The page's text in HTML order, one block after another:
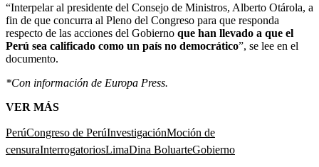
“Interpelar al presidente del Consejo de Ministros, Alberto Otárola, a
fin de que concurra al Pleno del Congreso para que responda
respecto de las acciones del Gobierno que han llevado a que el
Perú sea calificado como un país no democrático”, se lee en el
documento.
*Con información de Europa Press.
VER MÁS
PerúCongreso de PerúInvestigaciónMoción de
censuraInterrogatoriosLimaDina BoluarteGobierno